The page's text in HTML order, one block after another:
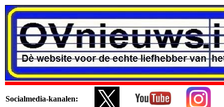
Socialmedia-kanalen: